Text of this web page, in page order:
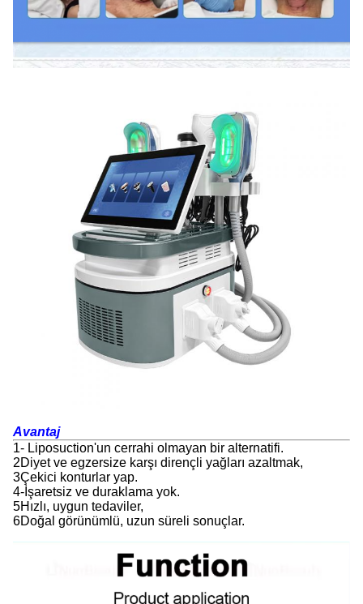
Avantaj
1- Liposuction'un cerrahi olmayan bir alternatifi.
2Diyet ve egzersize karşı dirençli yağları azaltmak,
3Çekici konturlar yap.
4-İşaretsiz ve duraklama yok.
5Hızlı, uygun tedaviler,
6Doğal görünümlü, uzun süreli sonuçlar.